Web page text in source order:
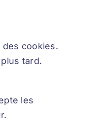
cookies.
tard.
les